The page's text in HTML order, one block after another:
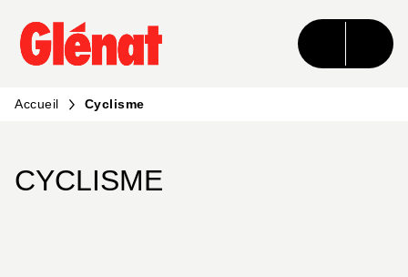
MENU RECHERCHE CONTENU
PIED DE PAGE
Accueil Cyclisme
CYCLISME